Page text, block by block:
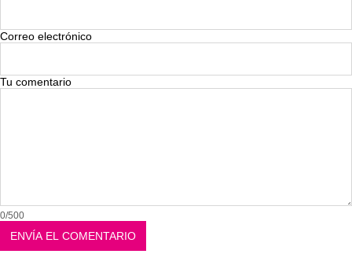
Correo electrónico
Tu comentario
0/500